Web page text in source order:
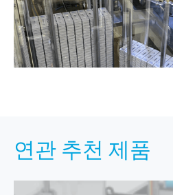
연관 추천 제품